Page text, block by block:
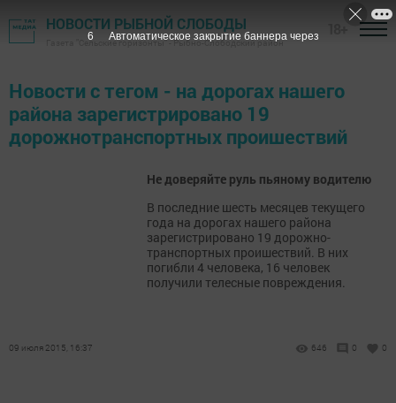
НОВОСТИ РЫБНОЙ СЛОБОДЫ
Газета "Сельские горизонты" - Рыбно-Слободский район
Новости с тегом - на дорогах нашего
района зарегистрировано 19
дорожнотранспортных проишествий
Не доверяйте руль пьяному водителю
В последние шесть месяцев текущего
года на дорогах нашего района
зарегистрировано 19 дорожно-
транспортных проишествий. В них
погибли 4 человека, 16 человек
получили телесные повреждения.
09 июля 2015, 16:37 646 0 0
6 Автоматическое закрытие баннера через